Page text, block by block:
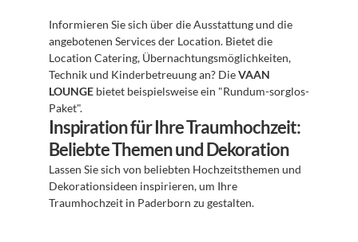
Informieren Sie sich über die Ausstattung und die
angebotenen Services der Location. Bietet die
Location Catering, Übernachtungsmöglichkeiten,
Technik und Kinderbetreuung an? Die VAAN
LOUNGE bietet beispielsweise ein "Rundum-sorglos-
Paket".
Inspiration für Ihre Traumhochzeit:
Beliebte Themen und Dekoration
Lassen Sie sich von beliebten Hochzeitsthemen und
Dekorationsideen inspirieren, um Ihre
Traumhochzeit in Paderborn zu gestalten.